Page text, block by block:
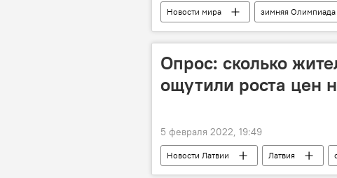
Новости мира зимняя
Опрос: сколько
ощутили роста цен
5 февраля 2022, 19:49
Новости Латвии Латвия